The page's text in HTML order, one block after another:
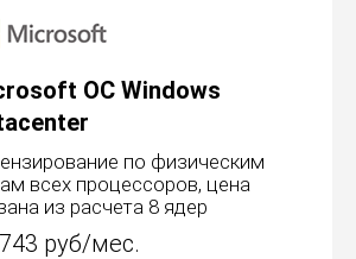
OC Windows
по физическим
всех процессоров, цена
из расчета 8 ядер
руб/мес.